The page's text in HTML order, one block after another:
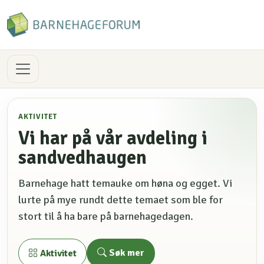
AKTIVITET
Vi har på vår avdeling i
sandvedhaugen
Barnehage hatt temauke om høna og egget. Vi
lurte på mye rundt dette temaet som ble for
stort til å ha bare på barnehagedagen.
Aktivitet Søk mer